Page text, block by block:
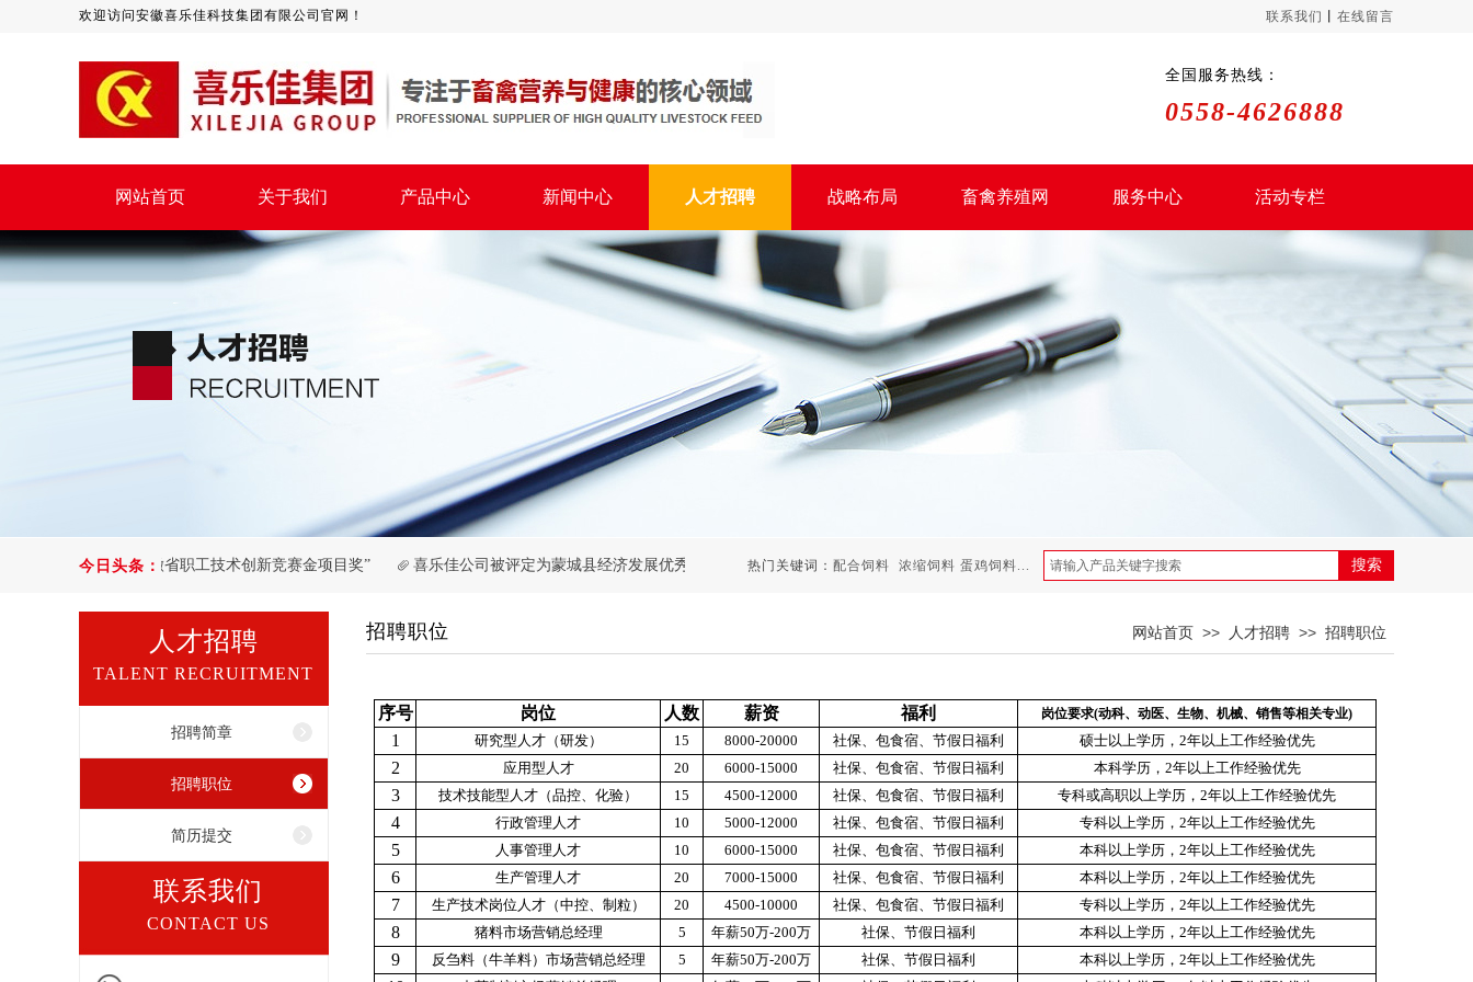
联系我们 在线留言
欢迎访问安徽喜乐佳科技集团有限公司官网！
全国服务热线：
0558-4626888
网站首页 关于我们 产品中心 新闻中心 人才招聘 战略布局 畜禽养殖网 服务中心 活动专栏
搜索
热门关键词： 配合饲料 浓缩饲料 蛋鸡饲料...
喜乐佳公司获“安徽省职工技术创新竞赛金项目奖” 喜乐佳公司被评定为蒙城县经济发展优秀企业 闫顺丕董事长李华总监双获高级畜牧师荣誉称号 喜乐佳公司再次认定为 安徽省农业产业化省级重点
今日头条：
招聘职位
人才招聘
TALENT RECRUITMENT
联系我们
CONTACT US
招聘简章
招聘职位
简历提交
网站首页 >> 人才招聘 >> 招聘职位
序号 岗位 人数 薪资 福利 岗位要求(动科、动医、生物、机械、销售等相关专业)
1 研究型人才（研发） 15 8000-20000 社保、包食宿、节假日福利 硕士以上学历， 2年以上工作经验优先
2 应用型人才 20 6000-15000 社保、包食宿、节假日福利 本科学历， 2年以上工作经验优先
3 技术技能型人才（品控、化验） 15 4500-12000 社保、包食宿、节假日福利 专科或高职以上学历， 2年以上工作经验优先
4 行政管理人才 10 5000-12000 社保、包食宿、节假日福利 专科以上学历， 2年以上工作经验优先
5 人事管理人才 10 6000-15000 社保、包食宿、节假日福利 本科以上学历， 2年以上工作经验优先
6 生产管理人才 20 7000-15000 社保、包食宿、节假日福利 本科以上学历， 2年以上工作经验优先
7 生产技术岗位人才（中控、制粒） 20 4500-10000 社保、包食宿、节假日福利 专科以上学历， 2年以上工作经验优先
8 猪料市场营销总经理 5 年薪50万-200万 社保、节假日福利 本科以上学历， 2年以上工作经验优先
9 反刍料（牛羊料）市场营销总经理 5 年薪50万-200万 社保、节假日福利 本科以上学历， 2年以上工作经验优先